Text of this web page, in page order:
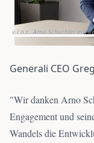
v.l.n.r.: Arno Schuchter mit
Generali CEO
"Wir danken Arno
Engagement und
Wandels die